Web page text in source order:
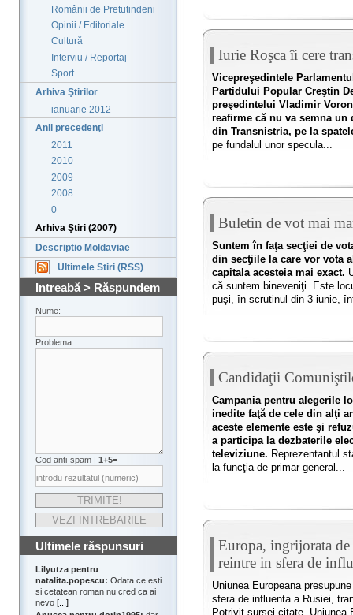
Românii de Pretutindeni
Opinii / Editoriale
Cultură
Interviu / Reportaj
Sport
Arhiva Ştirilor
ianuarie 2012
Anii precedenţi
2011
2010
2009
2008
0
Arhiva Ştiri (2007)
Descriptio Moldaviae
Ultimele Stiri (RSS)
Intreabă > Răspundem
Nume:
Problema:
Cod anti-spam | 1+5=
Ultimele răspunsuri
Lilyutza pentru
natalita.popescu: Odata ce esti
si cetatean roman nu cred ca ai
nevo [...]
Iurie Roşca îi cere
Vicepreşedintele
Partidului Popular Creştin
preşedintelui Vladimir
reafirme că nu va semna
din Transnistria, pe la
pe fundalul unor specula...
Buletin de vot mai
Suntem în faţa secţiei de
din secţiile la care vor vota
capitala acesteia mai exact.
că suntem bineveniţi. Este
puşi, în scrutinul din 3 iunie,
Candidaţii
Campania pentru alegerile
inedite faţă de cele din alţi
aceste elemente este şi
a participa la dezbaterile
televiziune. Reprezentantul
la funcţia de primar general...
Europa, ingrijorata de
reintre in sfera de
Uniunea Europeana
sfera de influenta a Rusiei,
Potrivit sursei citate, Uniunea